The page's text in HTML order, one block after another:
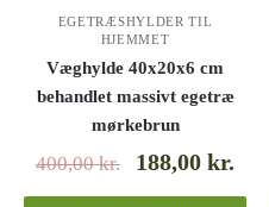
EGETRÆSHYLDER TIL
HJEMMET
Væghylde 40x20x6 cm
behandlet massivt egetræ
mørkebrun
400,00kr. 188,00kr.